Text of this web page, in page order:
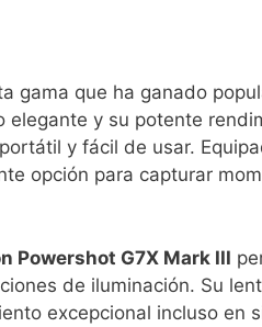
gama que ha ganado
y su potente
y fácil de usar.
opción para capturar
Powershot G7X Mark III
de iluminación. Su
excepcional incluso ‌en